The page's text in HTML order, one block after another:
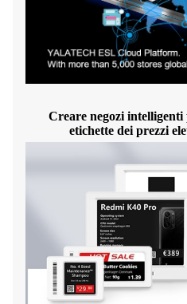
Creare negozi
etichette dei prezzi